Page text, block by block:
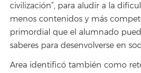
civilización”, para aludir a la
menos contenidos y más
primordial que el alumnado
saberes para desenvolverse en
Area identificó también como